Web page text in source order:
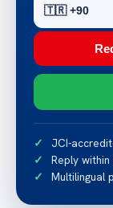
JCI-
Reply
Multilingual